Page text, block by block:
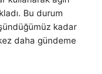
Bu durum
kadar
daha gündeme